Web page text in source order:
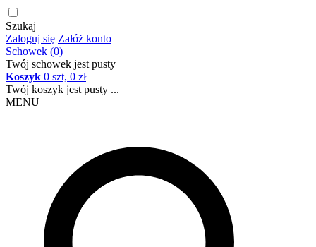
Szukaj
Zaloguj się Załóż konto
Schowek (0)
Twój schowek jest pusty
Koszyk 0 szt, 0 zł
Twój koszyk jest pusty ...
MENU